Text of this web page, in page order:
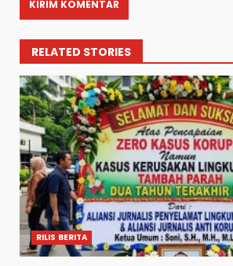
RELATED STORIES
RILIS BERITA